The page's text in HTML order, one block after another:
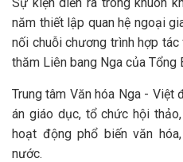
năm thiết lập quan hệ ngoại
nối chuỗi chương trình hợp
thăm Liên bang Nga của Tổng
Trung tâm Văn hóa Nga -
án giáo dục, tổ chức hội
hoạt động phổ biến văn
nước.